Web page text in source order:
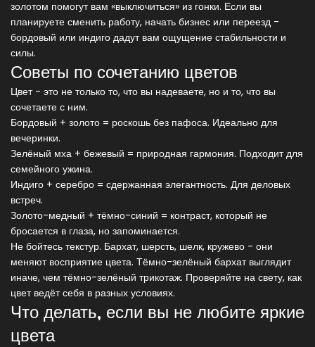
золотом помогут вам «выключиться» из гонки. Если вы
планируете сменить работу, начать бизнес или переезд -
бордовый или индиго дадут вам ощущение стабильности и
силы.
Советы по сочетанию цветов
Цвет - это не только то, что вы надеваете, но и то, что вы
сочетаете с ним.
Бордовый + золото = роскошь без пафоса. Идеально для
вечеринки.
Зелёный мха + бежевый = природная гармония. Подходит для
семейного ужина.
Индиго + серебро = сдержанная элегантность. Для деловых
встреч.
Золото-медный + тёмно-синий = контраст, который не
бросается в глаза, но запоминается.
Не бойтесь текстур. Бархат, шерсть, шелк, кружево - они
меняют восприятие цвета. Тёмно-зелёный бархат выглядит
иначе, чем тёмно-зелёный трикотаж. Проверяйте на свету, как
цвет ведёт себя в разных условиях.
Что делать, если вы не любите яркие
цвета